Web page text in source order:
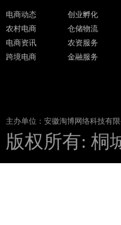
电商动态
农村电商
电商资讯
跨境电商
创业孵化
仓储物流
农资服务
金融服务
主办单位：安徽淘博网络科技有
版权所有: 桐